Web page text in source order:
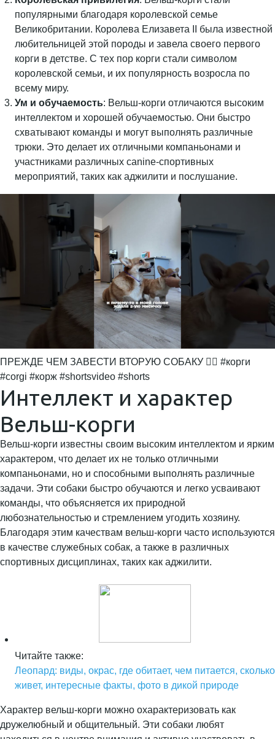
популярными благодаря королевской семье
Великобритании. Королева Елизавета II была известной
любительницей этой породы и завела своего первого
корги в детстве. С тех пор корги стали символом
королевской семьи, и их популярность возросла по
всему миру.
Ум и обучаемость: Вельш-корги отличаются высоким
интеллектом и хорошей обучаемостью. Они быстро
схватывают команды и могут выполнять различные
трюки. Это делает их отличными компаньонами и
участниками различных canine-спортивных
мероприятий, таких как аджилити и послушание.
ПРЕЖДЕ ЧЕМ ЗАВЕСТИ ВТОРУЮ СОБАКУ ☝🏼 #корги
#corgi #корж #shortsvideo #shorts
Интеллект и характер
Вельш-корги
Вельш-корги известны своим высоким интеллектом и ярким
характером, что делает их не только отличными
компаньонами, но и способными выполнять различные
задачи. Эти собаки быстро обучаются и легко усваивают
команды, что объясняется их природной
любознательностью и стремлением угодить хозяину.
Благодаря этим качествам вельш-корги часто используются
в качестве служебных собак, а также в различных
спортивных дисциплинах, таких как аджилити.
Читайте также:
Леопард: виды, окрас, где обитает, чем питается, сколько
живет, интересные факты, фото в дикой природе
Характер вельш-корги можно охарактеризовать как
дружелюбный и общительный. Эти собаки любят